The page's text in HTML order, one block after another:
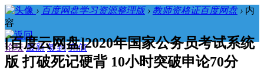
› 百度网盘学习资源整理版 › 教师资格证百度网盘 › 内
容
论坛 最新 签到 充值
[百度云网盘]2020年国家公务员考试系统
版 打破死记硬背 10小时突破申论70分